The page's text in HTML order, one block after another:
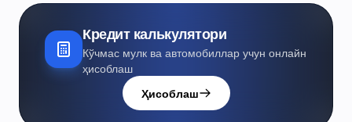
Кредит калькулятори
Кўчмас мулк ва автомобиллар учун онлайн
ҳисоблаш
Ҳисоблаш